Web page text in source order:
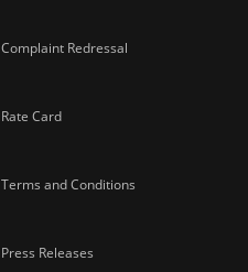
Complaint Redressal
Rate Card
Terms and Conditions
Press Releases